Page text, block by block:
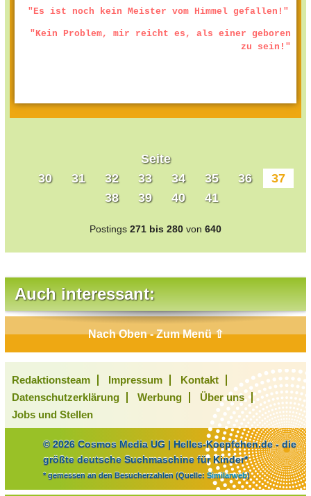
"Es ist noch kein Meister vom Himmel gefallen!"
"Kein Problem, mir reicht es, als einer geboren
zu sein!"
Seite
30
31 32 33 34 35 36
37
38
39 40 41
Postings 271 bis 280 von 640
Auch interessant:
Nach Oben - Zum Menü ⇧
Redaktionsteam Impressum
Kontakt
Datenschutzerklärung
Werbung
Über uns
Jobs und Stellen
© 2026 Cosmos Media UG | Helles-Koepfchen.de - die
größte deutsche Suchmaschine für Kinder*
* gemessen an den Besucherzahlen (Quelle: Similarweb)